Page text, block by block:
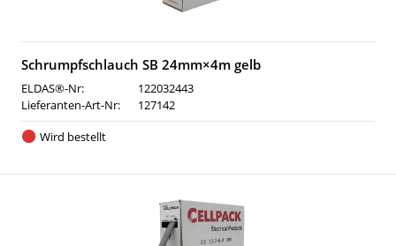
Schrumpfschlauch SB 24mm×4m gelb
ELDAS®-Nr:
122032443
Lieferanten-Art-Nr:
127142
Wird bestellt